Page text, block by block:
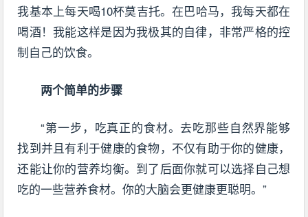
我基本上每天喝10杯莫吉托。在巴哈马，我每天都在
喝酒！我能这样是因为我极其的自律，非常严格的控
制自己的饮食。
两个简单的步骤
“第一步，吃真正的食材。去吃那些自然界能够
找到并且有利于健康的食物，不仅有助于你的健康，
还能让你的营养均衡。到了后面你就可以选择自己想
吃的一些营养食材。你的大脑会更健康更聪明。”